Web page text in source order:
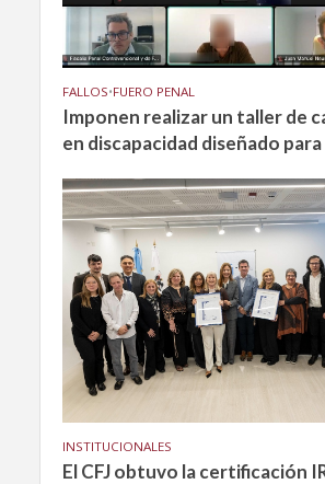
FALLOS•FUERO PENAL
Imponen realizar un taller de
en discapacidad diseñado para
INSTITUCIONALES
El CFJ obtuvo la certificación